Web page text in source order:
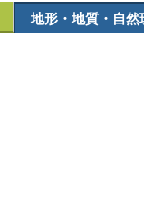
地形・地質・自然